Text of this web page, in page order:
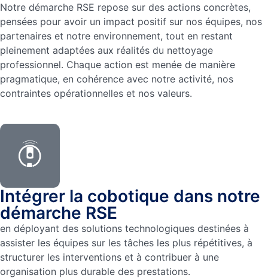
Notre démarche RSE repose sur des actions concrètes,
pensées pour avoir un impact positif sur nos équipes, nos
partenaires et notre environnement, tout en restant
pleinement adaptées aux réalités du nettoyage
professionnel. Chaque action est menée de manière
pragmatique, en cohérence avec notre activité, nos
contraintes opérationnelles et nos valeurs.
Intégrer la cobotique dans notre
démarche RSE
en déployant des solutions technologiques destinées à
assister les équipes sur les tâches les plus répétitives, à
structurer les interventions et à contribuer à une
organisation plus durable des prestations.